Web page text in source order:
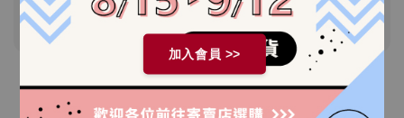
加入會員 >>
方塊925銀耳環
Regular
NT$ 580
圓圓925銀耳環
Regular
price
NT$ 880